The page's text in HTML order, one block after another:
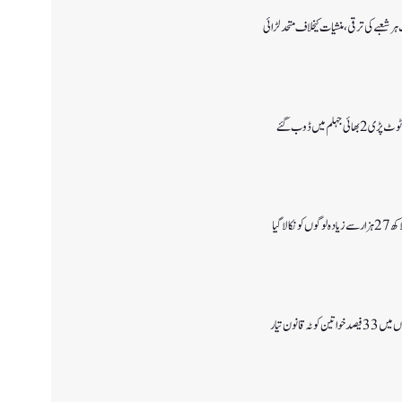
شعبے کی ترقی، منشیات کیخلاف متحد لڑائی
میں ڈوب گئے
قانون تیار